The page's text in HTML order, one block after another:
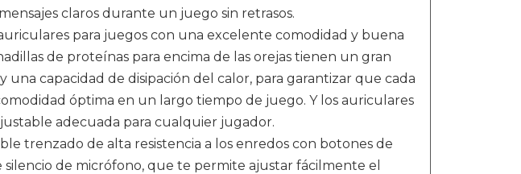
claros durante un juego sin retrasos.
para juegos con una excelente comodidad y buena
de proteínas para encima de las orejas tienen un gran
capacidad de disipación del calor, para garantizar que cada
óptima en un largo tiempo de juego. Y los auriculares
adecuada para cualquier jugador.
trenzado de alta resistencia a los enredos con botones de
de micrófono, que te permite ajustar fácilmente el